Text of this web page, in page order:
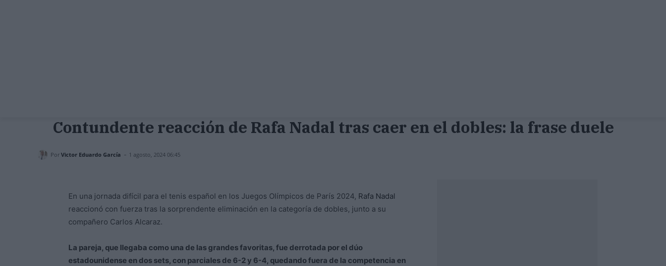
Contundente reacción de Rafa Nadal tras caer en el dobles: la frase duele
Por Victor Eduardo García - 1 agosto, 2024 06:45
En una jornada difícil para el tenis español en los Juegos Olímpicos de París 2024, Rafa Nadal
reaccionó con fuerza tras la sorprendente eliminación en la categoría de dobles, junto a su
compañero Carlos Alcaraz.
La pareja, que llegaba como una de las grandes favoritas, fue derrotada por el dúo
estadounidense en dos sets, con parciales de 6-2 y 6-4, quedando fuera de la competencia en